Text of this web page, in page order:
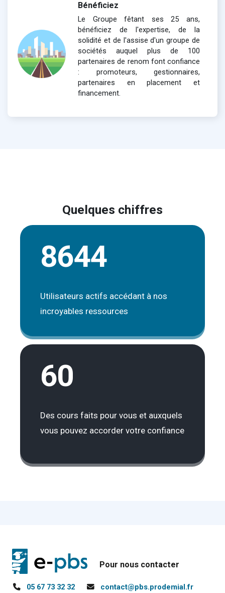
Bénéficiez
Le Groupe fêtant ses 25 ans,
bénéficiez de l'expertise, de la
solidité et de l'assise d'un groupe de
sociétés auquel plus de 100
partenaires de renom font confiance
: promoteurs, gestionnaires,
partenaires en placement et
financement.
Quelques chiffres
8644
Utilisateurs actifs accédant à nos
incroyables ressources
60
Des cours faits pour vous et auxquels
vous pouvez accorder votre confiance
Pour nous contacter
05 67 73 32 32 contact@pbs.prodemial.fr